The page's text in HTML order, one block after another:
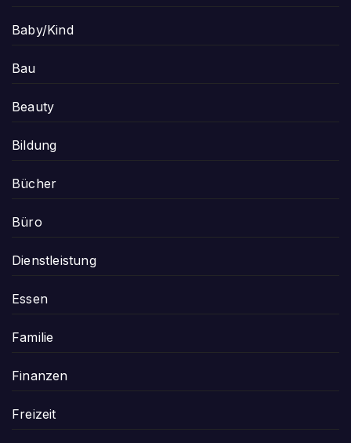
Baby/Kind
Bau
Beauty
Bildung
Bücher
Büro
Dienstleistung
Essen
Familie
Finanzen
Freizeit